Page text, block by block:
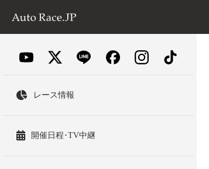
レース情報
開催日程･TV中継